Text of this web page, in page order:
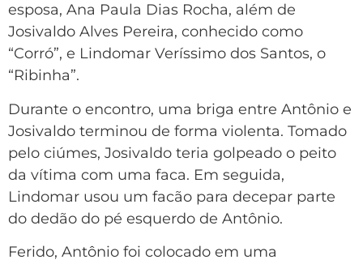
esposa, Ana Paula Dias Rocha, além de
Josivaldo Alves Pereira, conhecido como
“Corró”, e Lindomar Veríssimo dos Santos, o
“Ribinha”.
Durante o encontro, uma briga entre Antônio e
Josivaldo terminou de forma violenta. Tomado
pelo ciúmes, Josivaldo teria golpeado o peito
da vítima com uma faca. Em seguida,
Lindomar usou um facão para decepar parte
do dedão do pé esquerdo de Antônio.
Ferido, Antônio foi colocado em uma